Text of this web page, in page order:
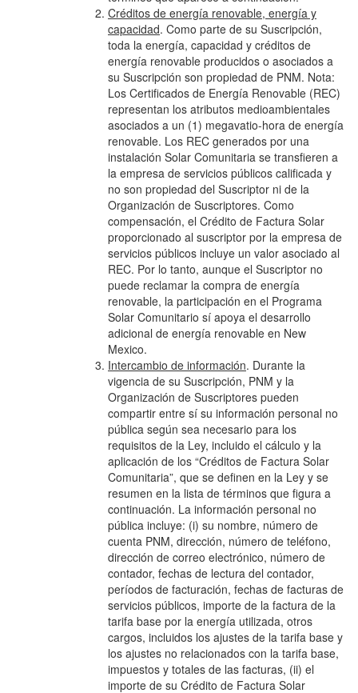
Créditos de energía renovable, energía y
capacidad. Como parte de su Suscripción,
toda la energía, capacidad y créditos de
energía renovable producidos o asociados a
su Suscripción son propiedad de PNM. Nota:
Los Certificados de Energía Renovable (REC)
representan los atributos medioambientales
asociados a un (1) megavatio-hora de energía
renovable. Los REC generados por una
instalación Solar Comunitaria se transfieren a
la empresa de servicios públicos calificada y
no son propiedad del Suscriptor ni de la
Organización de Suscriptores. Como
compensación, el Crédito de Factura Solar
proporcionado al suscriptor por la empresa de
servicios públicos incluye un valor asociado al
REC. Por lo tanto, aunque el Suscriptor no
puede reclamar la compra de energía
renovable, la participación en el Programa
Solar Comunitario sí apoya el desarrollo
adicional de energía renovable en New
Mexico.
Intercambio de información. Durante la
vigencia de su Suscripción, PNM y la
Organización de Suscriptores pueden
compartir entre sí su información personal no
pública según sea necesario para los
requisitos de la Ley, incluido el cálculo y la
aplicación de los “Créditos de Factura Solar
Comunitaria”, que se definen en la Ley y se
resumen en la lista de términos que figura a
continuación. La información personal no
pública incluye: (i) su nombre, número de
cuenta PNM, dirección, número de teléfono,
dirección de correo electrónico, número de
contador, fechas de lectura del contador,
períodos de facturación, fechas de facturas de
servicios públicos, importe de la factura de la
tarifa base por la energía utilizada, otros
cargos, incluidos los ajustes de la tarifa base y
los ajustes no relacionados con la tarifa base,
impuestos y totales de las facturas, (ii) el
importe de su Crédito de Factura Solar